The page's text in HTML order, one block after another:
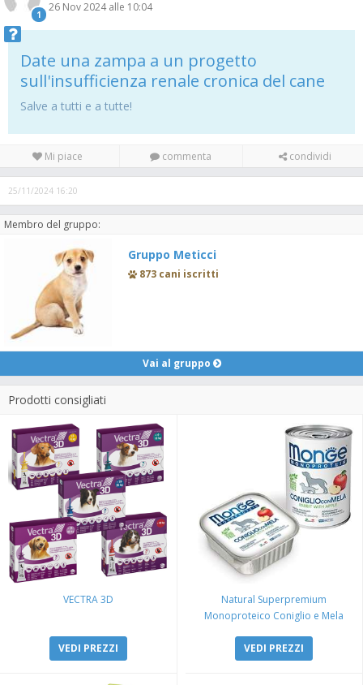
1
26 Nov 2024 alle 10:04
Date una zampa a un progetto
sull'insufficienza renale cronica del cane
Salve a tutti e a tutte!
Mi piace commenta condividi
25/11/2024 16:20
Membro del gruppo:
Gruppo Meticci
873 cani iscritti
Vai al gruppo
Prodotti consigliati
VECTRA 3D
VEDI PREZZI
Natural Superpremium
Monoproteico Coniglio e Mela
VEDI PREZZI